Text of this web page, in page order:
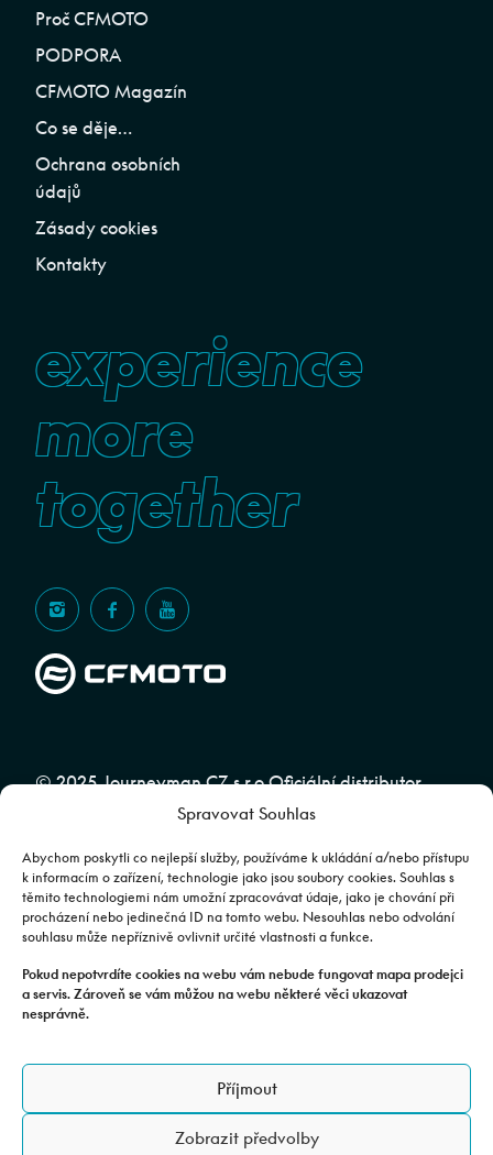
Spravovat Souhlas
Abychom poskytli co nejlepší služby, používáme k ukládání a/nebo přístupu
k informacím o zařízení, technologie jako jsou soubory cookies. Souhlas s
těmito technologiemi nám umožní zpracovávat údaje, jako je chování při
procházení nebo jedinečná ID na tomto webu. Nesouhlas nebo odvolání
souhlasu může nepříznivě ovlivnit určité vlastnosti a funkce.
Pokud nepotvrdíte cookies na webu vám nebude fungovat mapa prodejci
a servis. Zároveň se vám můžou na webu některé věci ukazovat
nesprávně.
Příjmout
Zobrazit předvolby
Proč CFMOTO
PODPORA
CFMOTO Magazín
Co se děje…
Ochrana osobních
údajů
Zásady cookies
Kontakty
experience
more
together
© 2025 Journeyman CZ s.r.o Oficiální distributor
značky CFMOTO pro ČR a SR | Web spravuje
Team
Fotografie mají pouze ilustrativní charakter. Výbava, barevné
kombinace apod. se mohou lišit. Pro upřesnění kontaktujte svého
prodejce. | Veškeré zobrazené informace mají pouze informativní
charakter a nejsou nabídkou ve smyslu ustanovení §1732 odst. 2
zákona č. 89/2012 Sb., občanského zákoníku.
JOURNEYMAN CZ s.r.o. | Podjavorinské 1606/16, Chodov, 149 00
Praha 4 | IČO: 24843920, DIČ: CZ24843920 | Spisová značka: C
Adresa provozovny: Všechromy 75, 25163 Stránčice.